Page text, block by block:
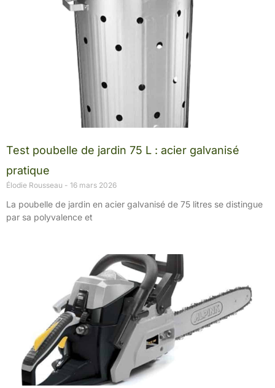
Test poubelle de jardin 75 L : acier galvanisé
pratique
Élodie Rousseau 16 mars 2026
La poubelle de jardin en acier galvanisé de 75 litres se distingue
par sa polyvalence et